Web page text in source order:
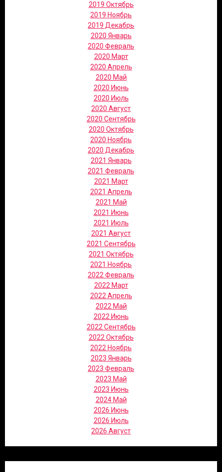
2019 Октябрь
2019 Ноябрь
2019 Декабрь
2020 Январь
2020 Февраль
2020 Март
2020 Апрель
2020 Май
2020 Июнь
2020 Июль
2020 Август
2020 Сентябрь
2020 Октябрь
2020 Ноябрь
2020 Декабрь
2021 Январь
2021 Февраль
2021 Март
2021 Апрель
2021 Май
2021 Июнь
2021 Июль
2021 Август
2021 Сентябрь
2021 Октябрь
2021 Ноябрь
2022 Февраль
2022 Март
2022 Апрель
2022 Май
2022 Июнь
2022 Сентябрь
2022 Октябрь
2022 Ноябрь
2023 Январь
2023 Февраль
2023 Май
2023 Июнь
2024 Май
2026 Июнь
2026 Июль
2026 Август